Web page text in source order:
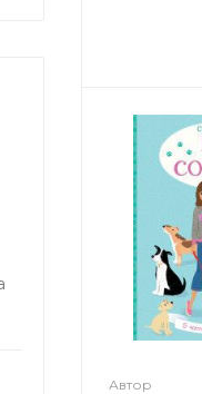
Автор